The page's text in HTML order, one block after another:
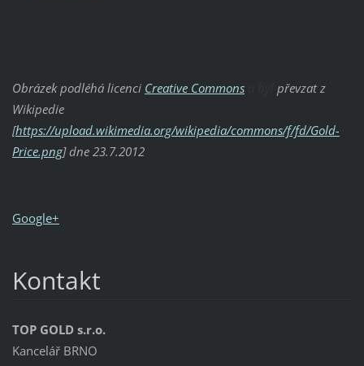
Obrázekpodléhá licenci Creative Commonsa byl
převzat z
Wikipedie
[https://upload.wikimedia.org/wikipedia/commons/f/fd/Gold-
Price.png] dne 23.7.2012
Google+
Kontakt
TOP GOLD s.r.o.
Kancelář BRNO